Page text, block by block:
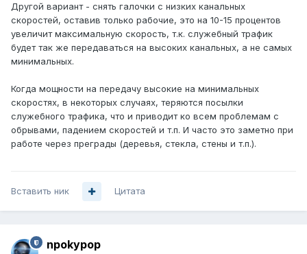
Другой вариант - снять галочки с низких канальных
скоростей, оставив только рабочие, это на 10-15 процентов
увеличит максимальную скорость, т.к. служебный трафик
будет так же передаваться на высоких канальных, а не самых
минимальных.
Когда мощности на передачу высокие на минимальных
скоростях, в некоторых случаях, теряются посылки
служебного трафика, что и приводит ко всем проблемам с
обрывами, падением скоростей и т.п. И часто это заметно при
работе через преграды (деревья, стекла, стены и т.п.).
Вставить ник Цитата
npokypop